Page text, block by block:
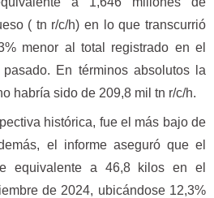
( tn r/c/h) en lo que transcurrió
menor al total registrado en el
En términos absolutos la
habría sido de 209,8 mil tn r/c/h.
histórica, fue el más bajo de
el informe aseguró que el
equivalente a 46,8 kilos en el
de 2024, ubicándose 12,3%